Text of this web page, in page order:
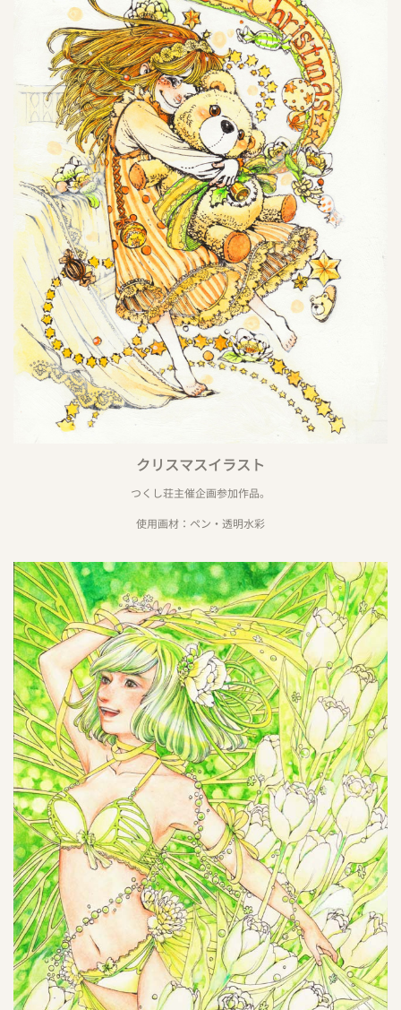
クリスマスイラスト
つくし荘主催企画参加作品。
使用画材：ペン・透明水彩